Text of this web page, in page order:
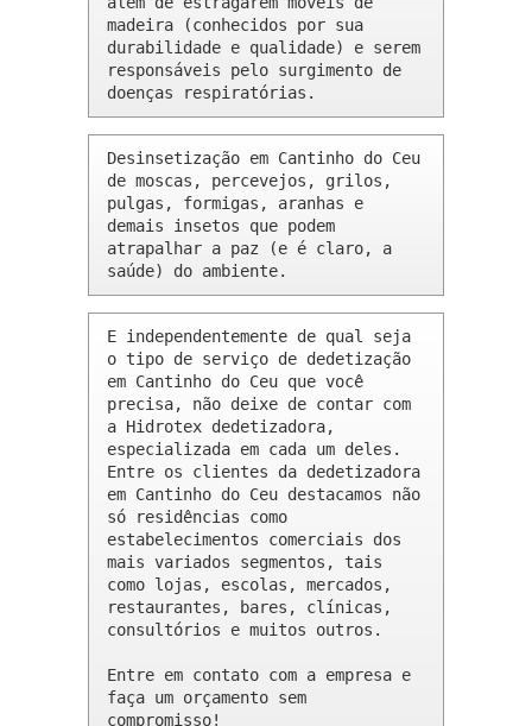
madeira (conhecidos por sua
durabilidade e qualidade) e serem
responsáveis pelo surgimento de
doenças respiratórias.
Desinsetização em Cantinho do Ceu
de moscas, percevejos, grilos,
pulgas, formigas, aranhas e
demais insetos que podem
atrapalhar a paz (e é claro, a
saúde) do ambiente.
E independentemente de qual seja
o tipo de serviço de dedetização
em Cantinho do Ceu que você
precisa, não deixe de contar com
a Hidrotex dedetizadora,
especializada em cada um deles.
Entre os clientes da dedetizadora
em Cantinho do Ceu destacamos não
só residências como
estabelecimentos comerciais dos
mais variados segmentos, tais
como lojas, escolas, mercados,
restaurantes, bares, clínicas,
consultórios e muitos outros.
Entre em contato com a empresa e
faça um orçamento sem
compromisso!